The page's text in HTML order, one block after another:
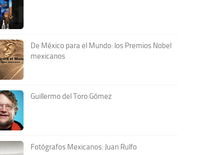
De México para el Mundo: los Premios Nobel
mexicanos
Guillermo del Toro Gómez
Fotógrafos Mexicanos: Juan Rulfo